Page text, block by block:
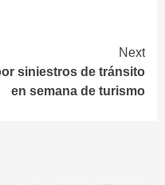
Next
siniestros de tránsito
en semana de turismo